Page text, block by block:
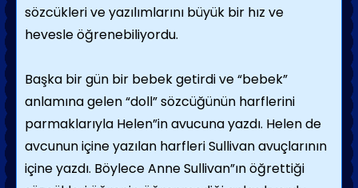
sözcükleri ve yazılımlarını büyük bir hız ve
hevesle öğrenebiliyordu.
Başka bir gün bir bebek getirdi ve “bebek”
anlamına gelen “doll” sözcüğünün harflerini
parmaklarıyla Helen”in avucuna yazdı. Helen de
avcunun içine yazılan harfleri Sullivan avuçlarının
içine yazdı. Böylece Anne Sullivan”ın öğrettiği